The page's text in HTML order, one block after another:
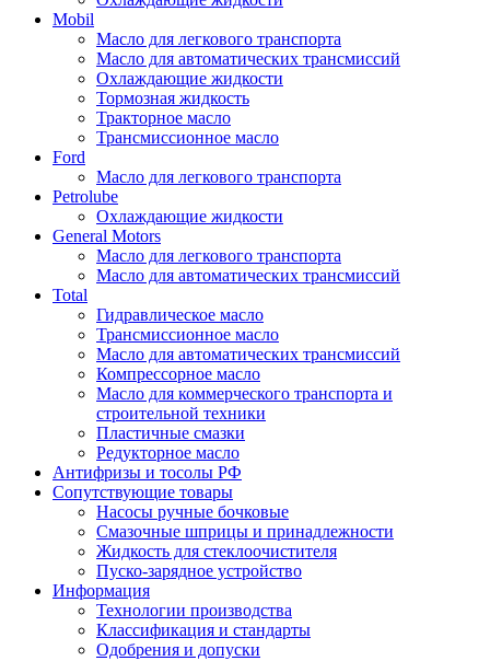
Mobil
Масло для легкового транспорта
Масло для автоматических трансмиссий
Охлаждающие жидкости
Тормозная жидкость
Тракторное масло
Трансмиссионное масло
Ford
Масло для легкового транспорта
Petrolube
Охлаждающие жидкости
General Motors
Масло для легкового транспорта
Масло для автоматических трансмиссий
Total
Гидравлическое масло
Трансмиссионное масло
Масло для автоматических трансмиссий
Компрессорное масло
Масло для коммерческого транспорта и
строительной техники
Пластичные смазки
Редукторное масло
Антифризы и тосолы РФ
Сопутствующие товары
Насосы ручные бочковые
Смазочные шприцы и принадлежности
Жидкость для стеклоочистителя
Пуско-зарядное устройство
Информация
Технологии производства
Классификация и стандарты
Одобрения и допуски